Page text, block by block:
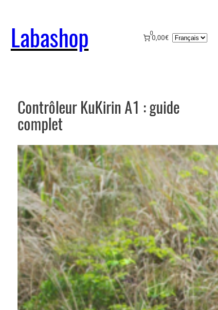
contenu
Labashop 0
0,00€
Choisir
Contrôleur KuKirin A1 : guide
complet